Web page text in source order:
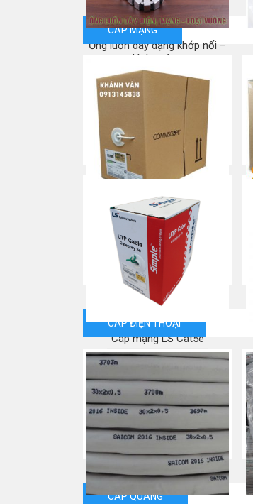
Ống luồn dây dạng khớp nối –
hình vuông
Mua ngay
CÁP MẠNG
Commscope CAT 5e
Mua ngay
Cáp mạng LS Cat5e
Mua ngay
CÁP ĐIỆN THOẠI
CÁP QUANG